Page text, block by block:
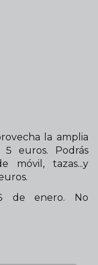
la amplia
euros. Podrás
móvil, tazas...y
de enero. No